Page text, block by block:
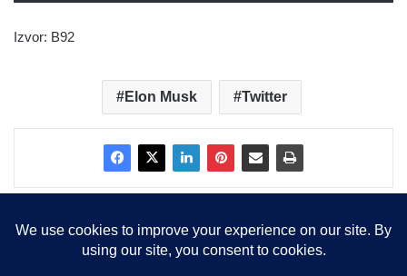
Izvor: B92
Elon Musk Twitter
Copyright © 2015-2025, Sva prava zadržana | LBS Team d.o.o.